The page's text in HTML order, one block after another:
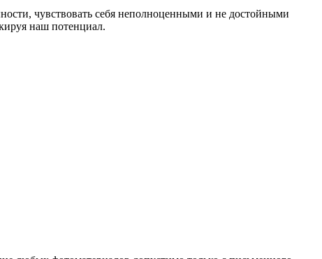
чувствовать себя неполноценными и не достойными
наш потенциал.